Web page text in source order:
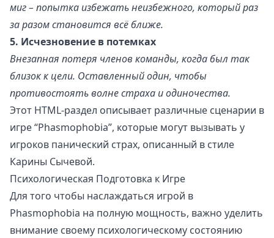
миг – попытка избежать неизбежного, который раз
за разом становится всё ближе.
5. Исчезновение в потемках
Внезапная потеря членов команды, когда был так
близок к цели. Оставленный один, чтобы
противостоять волне страха и одиночества.
Этот HTML-раздел описывает различные сценарии в
игре “Phasmophobia”, которые могут вызывать у
игроков панический страх, описанный в стиле
Карины Сычевой.
Психологическая Подготовка к Игре
Для того чтобы наслаждаться игрой в
Phasmophobia на полную мощность, важно уделить
внимание своему психологическому состоянию